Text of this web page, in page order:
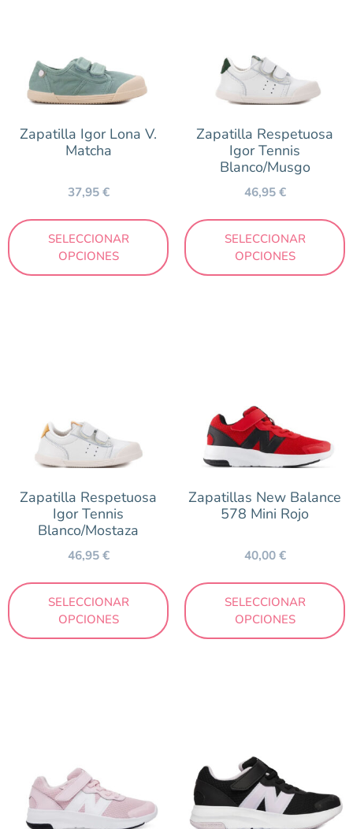
Temporada
Primavera/Verano
Zapatilla Igor Lona V.
Matcha
37,95€
SELECCIONAR
OPCIONES
Zapatilla Respetuosa
Igor Tennis
Blanco/Musgo
46,95€
SELECCIONAR
OPCIONES
Zapatilla Respetuosa
Igor Tennis
Blanco/Mostaza
46,95€
SELECCIONAR
OPCIONES
Zapatillas New Balance
578 Mini Rojo
40,00€
SELECCIONAR
OPCIONES